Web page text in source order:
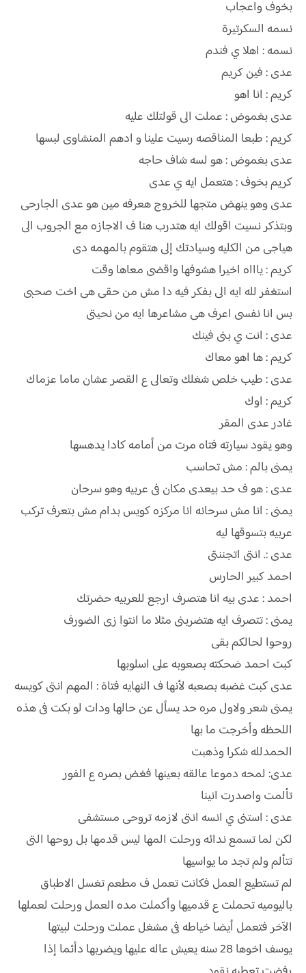
بخوف واعجاب
نسمه السكرتيرة
نسمه : اهلا ي فندم
عدى : فين كريم
كريم : انا اهو
عدى بغموض : عملت الى قولتلك عليه
كريم : طبعا المناقصه رسيت علينا و ادهم المنشاوى لبسها
عدى بغموض : هو لسه شاف حاجه
كريم بخوف : هتعمل ايه ي عدى
عدى وهو ينهض متجها للخروج هعرفه مين هو عدى الجارحى
وبتذكر نسيت اقولك ايه هتدرب هنا ف الاجازه مع الجروب الى
هياجى من الكليه وسيادتك إلى هتقوم بالمهمه دى
كريم : ياااه اخيرا هشوفها واقضى معاها وقت
استغفر لله ايه الى بفكر فيه دا مش من حقى هى اخت صحبى
بس انا نفسى اعرف هى مشاعرها ايه من نحيتى
عدى : انت ي بنى فينك
كريم : ها اهو معاك
عدى : طيب خلص شغلك وتعالى ع القصر عشان ماما عزماك
كريم : اوك
غادر عدى المقر
وهو يقود سيارته فتاه مرت من أمامه كادا يدهسها
يمنى بالم : مش تحاسب
عدى : هو ف حد بيعدى مكان فى عربيه وهو سرحان
يمنى : انا مش سرحانه انا مركزه كويس بدام مش بتعرف تركب
عربيه بتسوقها ليه
عدى :. انتى اتجننتى
احمد كبير الحارس
احمد : عدى بيه انا هتصرف ارجع للعربيه حضرتك
يمنى : تتصرف ايه هتضربنى مثلا ما انتوا زى الضورف
روحوا لحالكم بقى
كبت احمد ضحكته بصعوبه على اسلوبها
عدى كبت غضبه بصعبه لأنها ف النهايه فتاة : المهم انتى كويسه
يمنى شعر ولاول مره حد يسأل عن حالها ودات لو بكت فى هذه
اللحظه وأخرجت ما بها
الحمدلله شكرا وذهبت
عدى: لمحه دموعا عالقه بعينها فغض بصره ع الفور
تألمت واصدرت انينا
عدى : استنى ي انسه انتى لازمه تروحى مستشفى
لكن لما تسمع ندائه ورحلت المها ليس قدمها بل روحها التى
تتألم ولم تجد ما يواسيها
لم تستطيع العمل فكانت تعمل ف مطعم تغسل الاطباق
باليوميه تحملت ع قدميها وأكملت مده العمل ورحلت لعملها
الآخر فتعمل أيضا خياطه فى مشغل عملت ورحلت لبيتها
يوسف اخوها 28 سنه يعيش عاله عليها ويضربها دأئما إذا